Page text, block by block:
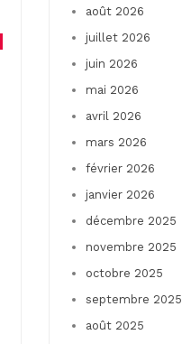
août 2026
juillet 2026
juin 2026
mai 2026
avril 2026
mars 2026
février 2026
janvier 2026
décembre 2025
novembre 2025
octobre 2025
septembre 2025
août 2025